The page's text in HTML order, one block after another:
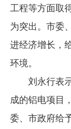
《资源再生》杂志
数字报
工程等方面取
为突出。市委
进经济增长，
环境。
刘永行表示
成的铝电项目
委、市政府给